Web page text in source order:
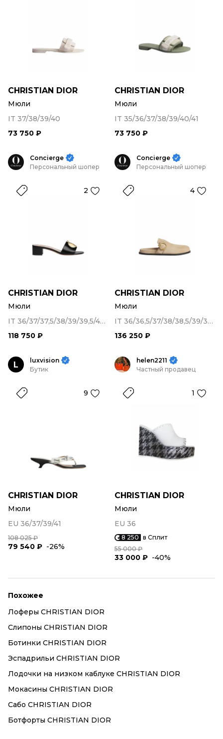
CHRISTIAN DIOR
Мюли
IT 37/38/39/40
73 750 ₽
CHRISTIAN DIOR
Мюли
IT 35/36/37/38/39/40/41
73 750 ₽
Concierge
Персональный шопер
2
CHRISTIAN DIOR
Мюли
IT 36/37/37,5/38/39/39,5/40/41/41,5
118 750 ₽
Concierge
Персональный шопер
4
CHRISTIAN DIOR
Мюли
IT 36/36,5/37/38/38,5/39/39,5/40/41
136 250 ₽
L
luxvision
Бутик
9
CHRISTIAN DIOR
Мюли
EU 36/37/39/41
108 025 ₽
79 540 ₽ -26%
helen2211
Частный продавец
1
CHRISTIAN DIOR
Мюли
EU 36
8 250 в Сплит
55 000 ₽
33 000 ₽ -40%
Похожее
Лоферы CHRISTIAN DIOR
Слипоны CHRISTIAN DIOR
Ботинки CHRISTIAN DIOR
Эспадрильи CHRISTIAN DIOR
Лодочки на низком каблуке CHRISTIAN DIOR
Мокасины CHRISTIAN DIOR
Сабо CHRISTIAN DIOR
Ботфорты CHRISTIAN DIOR